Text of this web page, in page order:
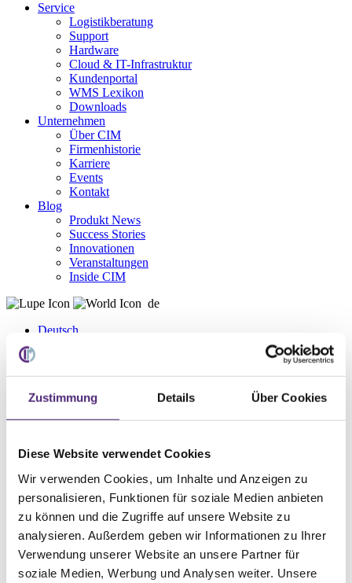
Zustimmung Details Über Cookies
Diese Website verwendet Cookies
Wir verwenden Cookies, um Inhalte und Anzeigen zu
personalisieren, Funktionen für soziale Medien anbieten
zu können und die Zugriffe auf unsere Website zu
analysieren. Außerdem geben wir Informationen zu Ihrer
Verwendung unserer Website an unsere Partner für
soziale Medien, Werbung und Analysen weiter. Unsere
Service
Logistikberatung
Support
Hardware
Cloud & IT-Infrastruktur
Kundenportal
WMS Lexikon
Downloads
Unternehmen
Über CIM
Firmenhistorie
Karriere
Events
Kontakt
Blog
Produkt News
Success Stories
Innovationen
Veranstaltungen
Inside CIM
de
Deutsch
Service
Lagerplatzzuordnung
Die Lagerplatzzuordnung erfolgt üblicherweise automatisch nach
der Identifizierung der im Wareneingang des Lagers vereinnahmten
Güter und wird durch das Warehouse-Management-System (WMS)
vorgenommen. Zur Zuordnung können unterschiedliche Kritierien
und Strategien herangezogen werden. Dies sind unter anderem die
Verwendung fester Lagerplätze mit Volumenoptimierung, die
Verwaltung mehrerer Artikelnummern pro Lagerplatz, die